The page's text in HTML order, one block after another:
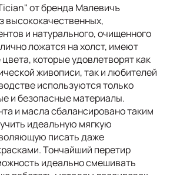
от бренда Малевичъ
высококачественных,
и натурального, очищенного
ложатся на холст, имеют
которые удовлетворят как
живописи, так и любителей
используются только
и безопасные материалы.
и масла сбалансировано таким
идеальную мягкую
писать даже
Тончайший перетир
идеально смешивать